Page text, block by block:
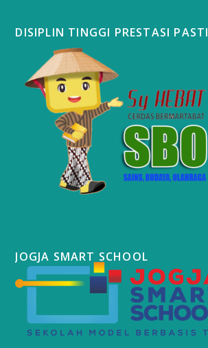
DISIPLIN TINGGI PRESTASI PASTI
JOGJA SMART SCHOOL